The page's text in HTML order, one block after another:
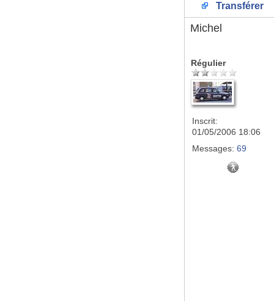
Transférer
Michel
Régulier
Inscrit:
01/05/2006 18:06
Messages: 69